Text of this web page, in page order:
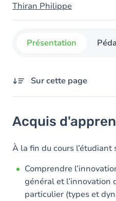
Thiran Philippe
Présentation
Sur cette page
Objectifs
Contenu
Acquis
À la fin du cours l’étudiant
Comprendre
général et l’innovation
particulier (types et